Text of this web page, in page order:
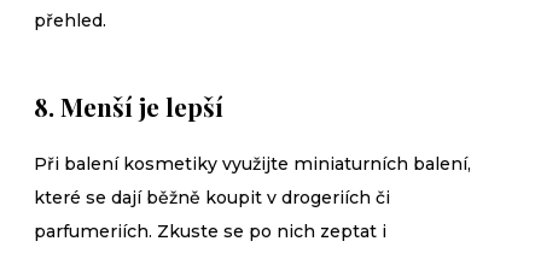
přehled.
8. Menší je lepší
Při balení kosmetiky využijte miniaturních balení,
které se dají běžně koupit v drogeriích či
parfumeriích. Zkuste se po nich zeptat i